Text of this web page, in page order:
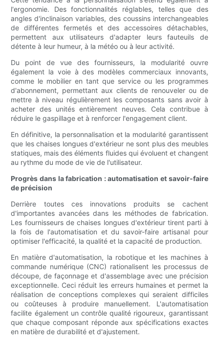
l'ergonomie. Des fonctionnalités réglables, telles que des
angles d'inclinaison variables, des coussins interchangeables
de différentes fermetés et des accessoires détachables,
permettent aux utilisateurs d'adapter leurs fauteuils de
détente à leur humeur, à la météo ou à leur activité.
Du point de vue des fournisseurs, la modularité ouvre
également la voie à des modèles commerciaux innovants,
comme le mobilier en tant que service ou les programmes
d'abonnement, permettant aux clients de renouveler ou de
mettre à niveau régulièrement les composants sans avoir à
acheter des unités entièrement neuves. Cela contribue à
réduire le gaspillage et à renforcer l'engagement client.
En définitive, la personnalisation et la modularité garantissent
que les chaises longues d'extérieur ne sont plus des meubles
statiques, mais des éléments fluides qui évoluent et changent
au rythme du mode de vie de l'utilisateur.
Progrès dans la fabrication : automatisation et savoir-faire
de précision
Derrière toutes ces innovations produits se cachent
d'importantes avancées dans les méthodes de fabrication.
Les fournisseurs de chaises longues d'extérieur tirent parti à
la fois de l'automatisation et du savoir-faire artisanal pour
optimiser l'efficacité, la qualité et la capacité de production.
En matière d'automatisation, la robotique et les machines à
commande numérique (CNC) rationalisent les processus de
découpe, de façonnage et d'assemblage avec une précision
exceptionnelle. Ceci réduit les erreurs humaines et permet la
réalisation de conceptions complexes qui seraient difficiles
ou coûteuses à produire manuellement. L'automatisation
facilite également un contrôle qualité rigoureux, garantissant
que chaque composant réponde aux spécifications exactes
en matière de durabilité et d'ajustement.